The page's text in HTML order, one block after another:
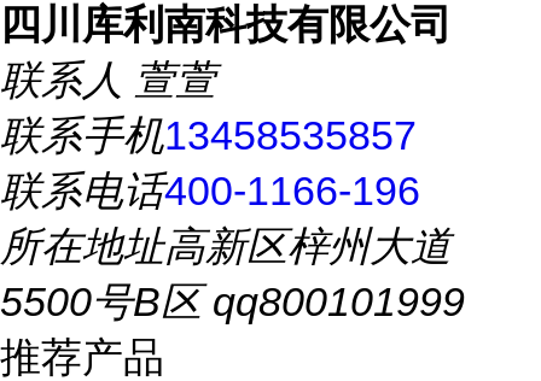
四川库利南科技有限公司
联系人 萱萱
联系手机13458535857
联系电话400-1166-196
所在地址高新区梓州大道
5500号B区 qq800101999
推荐产品